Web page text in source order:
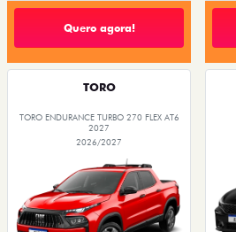
Quero agora!
TORO
TORO ENDURANCE TURBO 270 FLEX AT6
2027
2026/2027